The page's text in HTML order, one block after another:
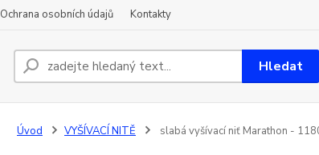
Ochrana osobních údajů Kontakty
Hledat
Úvod VYŠÍVACÍ NITĚ slabá vyšívací niť Marathon -